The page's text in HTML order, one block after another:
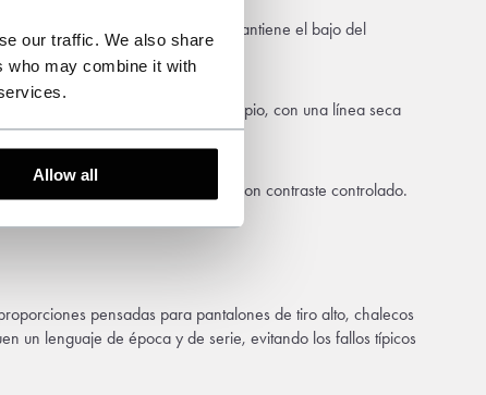
our traffic. We also share
who may combine it with
Allow all
Oxford. La altura de la bota mantiene el bajo del
clásicos. El resultado queda limpio, con una línea seca
algodón peinado para rematar con contraste controlado.
pensadas para pantalones de tiro alto, chalecos
un lenguaje de época y de serie, evitando los fallos típicos